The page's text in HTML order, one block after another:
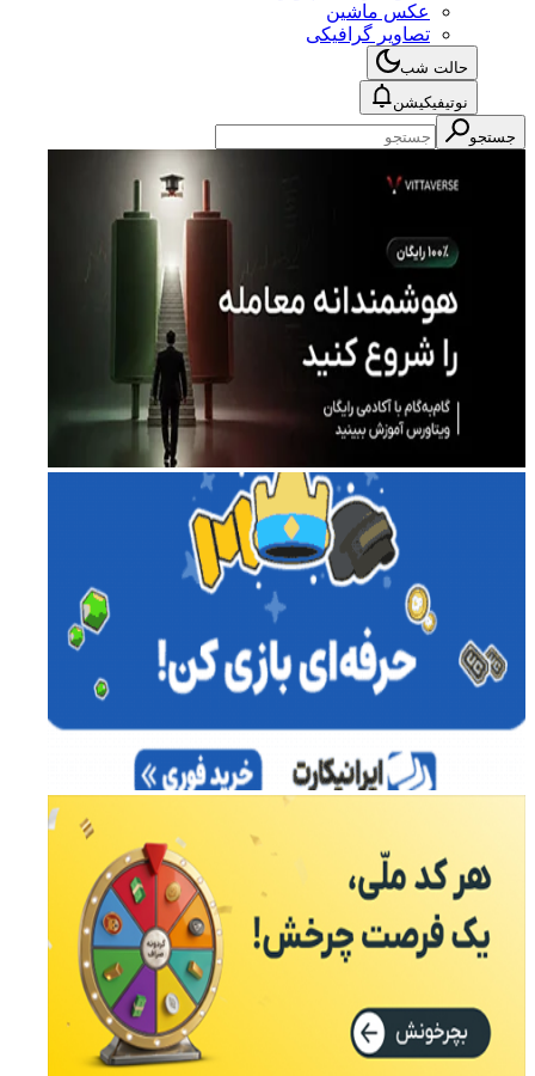
عکس ماشین
تصاویر گرافیکی
حالت شب
نوتیفیکیشن
جستجو